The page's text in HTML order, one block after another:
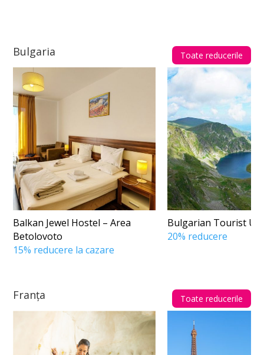
Bulgaria Toate reducerile
Balkan Jewel Hostel – Area
Betolovoto
15% reducere la cazare
Bulgarian Tourist
20% reducere
Franța Toate reducerile